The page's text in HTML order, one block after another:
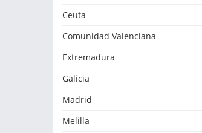
Ceuta
Comunidad Valenciana
Extremadura
Galicia
Madrid
Melilla